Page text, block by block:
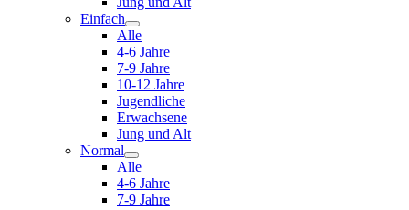
Einfach
Alle
4-6 Jahre
7-9 Jahre
10-12 Jahre
Jugendliche
Erwachsene
Jung und Alt
Normal
Alle
4-6 Jahre
7-9 Jahre